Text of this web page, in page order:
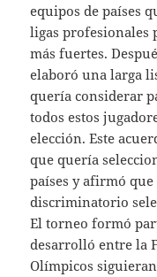
equipos de países
ligas profesionales
más fuertes.
elaboró una larga
quería considerar
todos estos
elección. Este
que quería
países y afirmó
discriminatorio
El torneo formó
desarrolló entre la
Olímpicos